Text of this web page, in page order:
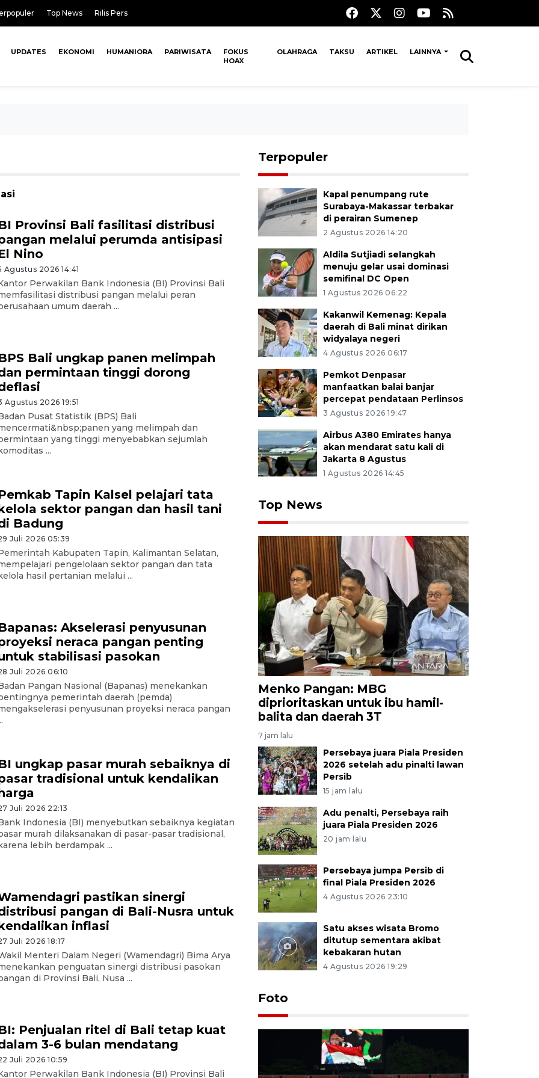
Top News Rilis Pers
UPDATES EKONOMI HUMANIORA PARIWISATA
FOKUS
HOAX
OLAHRAGA TAKSU ARTIKEL LAINNYA
Provinsi Bali fasilitasi distribusi
melalui perumda antisipasi
Nino
Agustus 2026 14:41
Perwakilan Bank Indonesia (BI) Provinsi Bali
distribusi pangan melalui peran
umum daerah ...
Bali ungkap panen melimpah
permintaan tinggi dorong
Agustus 2026 19:51
Pusat Statistik (BPS) Bali
yang melimpah dan
yang tinggi menyebabkan sejumlah
...
Tapin Kalsel pelajari tata
sektor pangan dan hasil tani
Badung
Juli 2026 05:39
Kabupaten Tapin, Kalimantan Selatan,
pengelolaan sektor pangan dan tata
hasil pertanian melalui ...
Akselerasi penyusunan
neraca pangan penting
stabilisasi pasokan
Juli 2026 06:10
Pangan Nasional (Bapanas) menekankan
pemerintah daerah (pemda)
penyusunan proyeksi neraca pangan
ungkap pasar murah sebaiknya di
tradisional untuk kendalikan
Juli 2026 22:13
Indonesia (BI) menyebutkan sebaiknya kegiatan
murah dilaksanakan di pasar-pasar tradisional,
lebih berdampak ...
pastikan sinergi
pangan di Bali-Nusra untuk
inflasi
Juli 2026 18:17
Menteri Dalam Negeri (Wamendagri) Bima Arya
penguatan sinergi distribusi pasokan
di Provinsi Bali, Nusa ...
Penjualan ritel di Bali tetap kuat
3-6 bulan mendatang
Juli 2026 10:59
Perwakilan Bank Indonesia (BI) Provinsi Bali
Terpopuler
Kapal penumpang rute
Surabaya-Makassar terbakar
di perairan Sumenep
2 Agustus 2026 14:20
Aldila Sutjiadi selangkah
menuju gelar usai dominasi
semifinal DC Open
1 Agustus 2026 06:22
Kakanwil Kemenag: Kepala
daerah di Bali minat dirikan
widyalaya negeri
4 Agustus 2026 06:17
Pemkot Denpasar
manfaatkan balai banjar
percepat pendataan Perlinsos
3 Agustus 2026 19:47
Airbus A380 Emirates hanya
akan mendarat satu kali di
Jakarta 8 Agustus
1 Agustus 2026 14:45
Top News
Menko Pangan: MBG
diprioritaskan untuk ibu hamil-
balita dan daerah 3T
7 jam lalu
Persebaya juara Piala Presiden
2026 setelah adu pinalti lawan
Persib
15 jam lalu
Adu penalti, Persebaya raih
juara Piala Presiden 2026
20 jam lalu
Persebaya jumpa Persib di
final Piala Presiden 2026
4 Agustus 2026 23:10
Satu akses wisata Bromo
ditutup sementara akibat
kebakaran hutan
4 Agustus 2026 19:29
Foto